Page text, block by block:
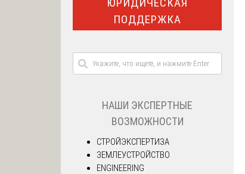
ПОДДЕРЖКА
НАШИ ЭКСПЕРТНЫЕ
ВОЗМОЖНОСТИ
СТРОЙЭКСПЕРТИЗА
ЗЕМЛЕУСТРОЙСТВО
ENGINEERING